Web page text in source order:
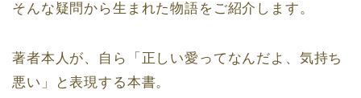
そんな疑問から生まれた物語をご紹介します。
著者本人が、自ら「正しい愛ってなんだよ、気持ち
悪い」と表現する本書。